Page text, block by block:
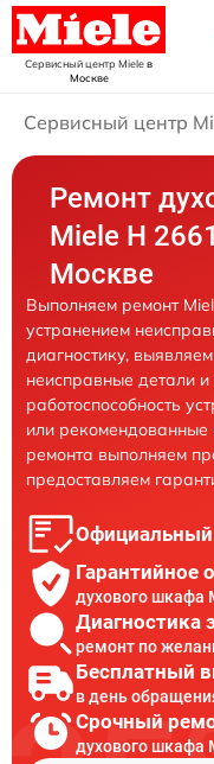
Сервисный центр Mieleв
Москве
Сервисный центр
Ремонт
Miele H
Москве
Выполняем ремонт
устранением
диагностику,
неисправные детали
работоспособность
или рекомендованные
ремонта выполняем
предоставляем
Официальный
Гарантийное
духового шкафа
Диагностика
ремонт по
Бесплатный
в день
Срочный
духового шкафа